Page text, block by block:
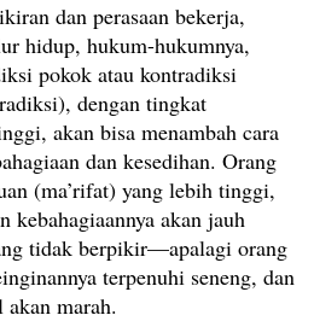
dan perasaan bekerja,
hidup, hukum-hukumnya,
pokok atau kontradiksi
dengan tingkat
akan bisa menambah cara
dan kesedihan. Orang
(ma’rifat) yang lebih tinggi,
kebahagiaannya akan jauh
tidak berpikir—apalagi orang
terpenuhi seneng, dan
marah.